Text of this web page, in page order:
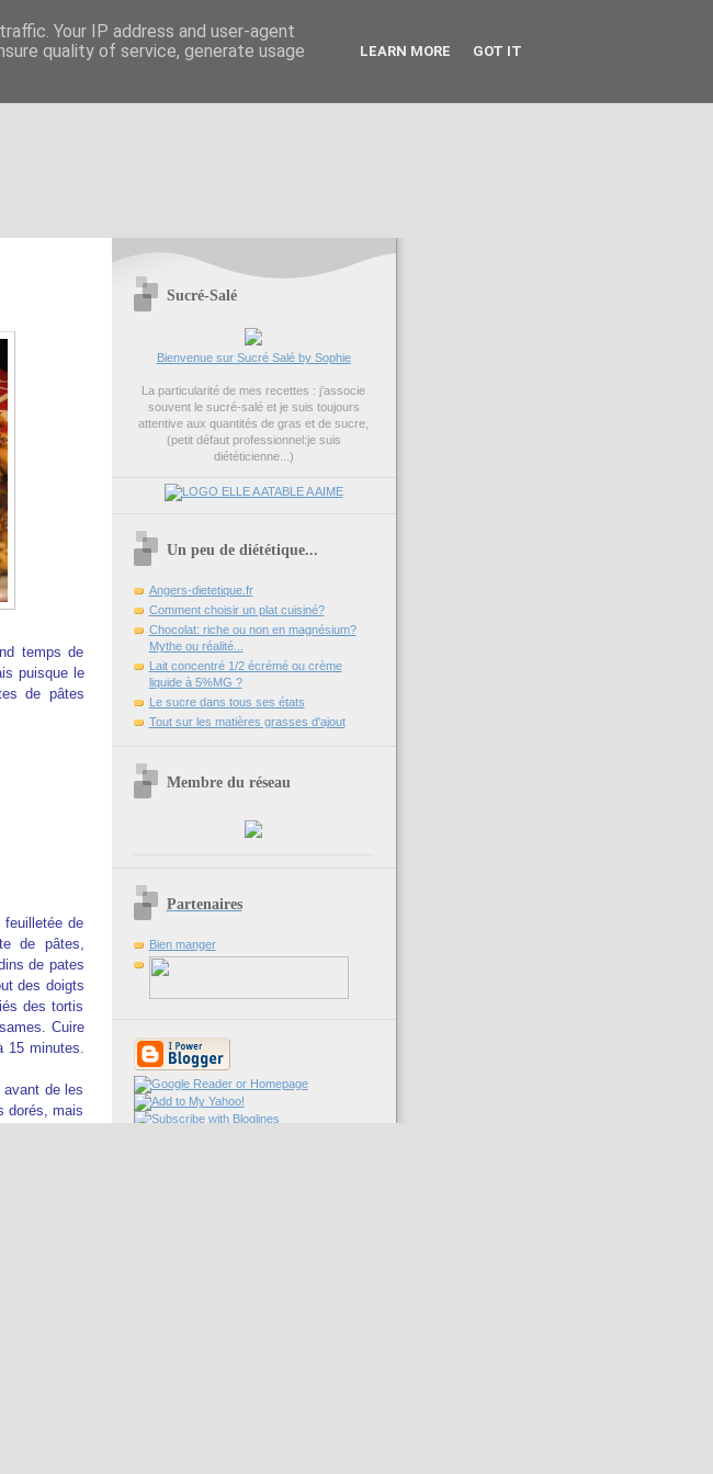
temps de
puisque le
de pâtes
feuilletée de
de pâtes,
de pates
des doigts
des tortis
Cuire
minutes.
avant de les
dorés, mais
Sucré-Salé
Bienvenue sur Sucré Salé by Sophie
La particularité de mes recettes : j’associe
souvent le sucré-salé et je suis toujours
attentive aux quantités de gras et de sucre,
(petit défaut professionnel:je suis
diététicienne...)
Un peu de diététique...
Angers-dietetique.fr
Comment choisir un plat cuisiné?
Chocolat: riche ou non en magnésium?
Mythe ou réalité...
Lait concentré 1/2 écrémé ou crème
liquide à 5%MG ?
Le sucre dans tous ses états
Tout sur les matières grasses d'ajout
Membre du réseau
Partenaires
Bien manger
Your IP address and user-agent
quality of service, generate usage
LEARN MORE GOT IT